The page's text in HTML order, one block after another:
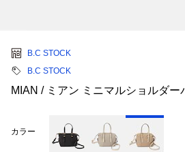
B.C STOCK
B.C STOCK
MIAN / ミアン ミニマルショルダー
カラー